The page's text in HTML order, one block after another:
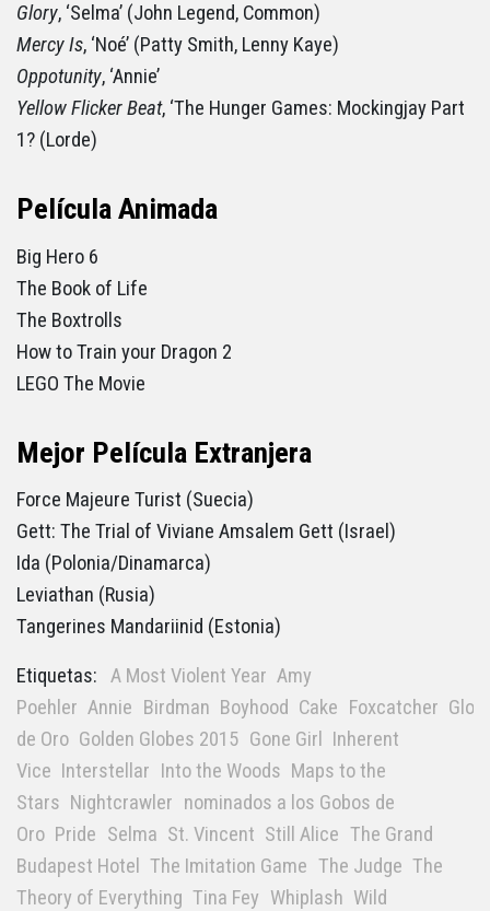
Glory, ‘Selma’ (John Legend, Common)
Mercy Is, ‘Noé’ (Patty Smith, Lenny Kaye)
Oppotunity, ‘Annie’
Yellow Flicker Beat, ‘The Hunger Games: Mockingjay Part
1? (Lorde)
Película Animada
Big Hero 6
The Book of Life
The Boxtrolls
How to Train your Dragon 2
LEGO The Movie
Mejor Película Extranjera
Force Majeure Turist (Suecia)
Gett: The Trial of Viviane Amsalem Gett (Israel)
Ida (Polonia/Dinamarca)
Leviathan (Rusia)
Tangerines Mandariinid (Estonia)
Etiquetas: A Most Violent Year Amy
Poehler Annie Birdman Boyhood Cake Foxcatcher
de Oro Golden Globes 2015 Gone Girl
Inherent
Vice Interstellar Into the Woods Maps to the
Stars Nightcrawler nominados a los Gobos de
Oro Pride Selma St. Vincent Still Alice The Grand
Budapest Hotel
The Imitation Game The Judge The
Theory of Everything Tina Fey Whiplash Wild